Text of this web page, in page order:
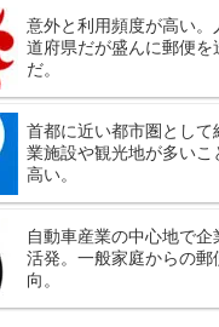
意外と利用頻度が高い
道府県だが盛んに郵便を
だ。
首都に近い都市圏とし
業施設や観光地が多い
高い。
自動車産業の中心地で
活発。一般家庭からの郵
向。